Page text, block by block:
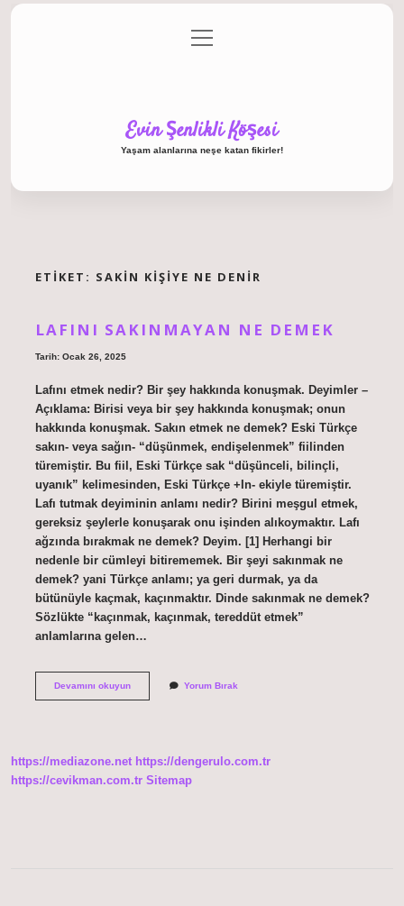
Gizlilik Politikası
menüyü
aç
Evin Şenlikli Köşesi
Yaşam alanlarına neşe katan fikirler!
ETIKET: SAKIN KIŞIYE NE DENIR
LAFINI SAKINMAYAN NE DEMEK
Tarih: Ocak 26, 2025
Lafını etmek nedir? Bir şey hakkında konuşmak. Deyimler –
Açıklama: Birisi veya bir şey hakkında konuşmak; onun
hakkında konuşmak. Sakın etmek ne demek? Eski Türkçe
sakın- veya sağın- “düşünmek, endişelenmek” fiilinden
türemiştir. Bu fiil, Eski Türkçe sak “düşünceli, bilinçli,
uyanık” kelimesinden, Eski Türkçe +In- ekiyle türemiştir.
Lafı tutmak deyiminin anlamı nedir? Birini meşgul etmek,
gereksiz şeylerle konuşarak onu işinden alıkoymaktır. Lafı
ağzında bırakmak ne demek? Deyim. [1] Herhangi bir
nedenle bir cümleyi bitirememek. Bir şeyi sakınmak ne
demek? yani Türkçe anlamı; ya geri durmak, ya da
bütünüyle kaçmak, kaçınmaktır. Dinde sakınmak ne demek?
Sözlükte “kaçınmak, kaçınmak, tereddüt etmek”
anlamlarına gelen…
Devamını okuyunLafını
Yorum Bırak
https://mediazone.net https://dengerulo.com.tr
https://cevikman.com.tr Sitemap